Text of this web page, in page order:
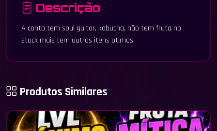
Descrição
A conta tem soul guitar, kabucha, não tem fruta no
stock mais tem outros itens otimos
Produtos Similares